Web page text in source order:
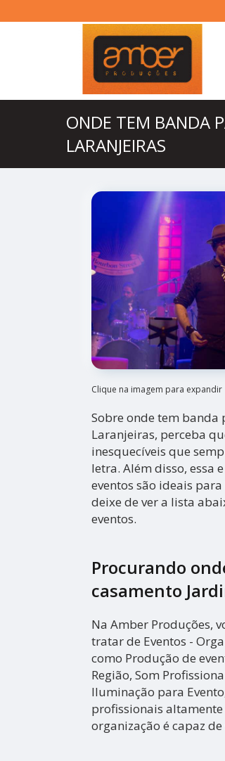
ONDE TEM BANDA
LARANJEIRAS
Clique na imagem para expandir
Sobre onde tem banda
Laranjeiras, perceba
inesquecíveis que
letra. Além disso, essa
eventos são ideais
deixe de ver a lista
eventos.
Procurando
casamento
Na Amber Produções,
tratar de Eventos -
como Produção de
Região, Som
Iluminação para
profissionais
organização é capaz